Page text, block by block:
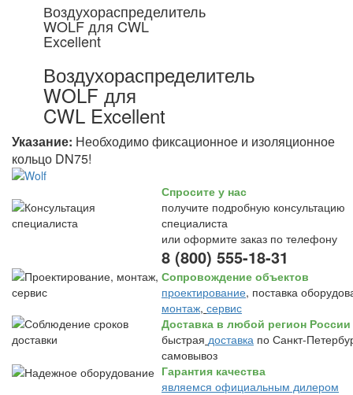
Воздухораспределитель
WOLF для CWL
Excellent
Воздухораспределитель
WOLF для
CWL Excellent
Указание: Необходимо фиксационное и изоляционное
кольцо DN75!
Спросите у нас
получите подробную консультацию
специалиста
или оформите заказ по телефону
8 (800) 555-18-31
Сопровождение объектов
проектирование, поставка
монтаж, сервис
Доставка в любой регион России
быстрая доставка по Санкт-
самовывоз
Гарантия качества
являемся официальным дилером